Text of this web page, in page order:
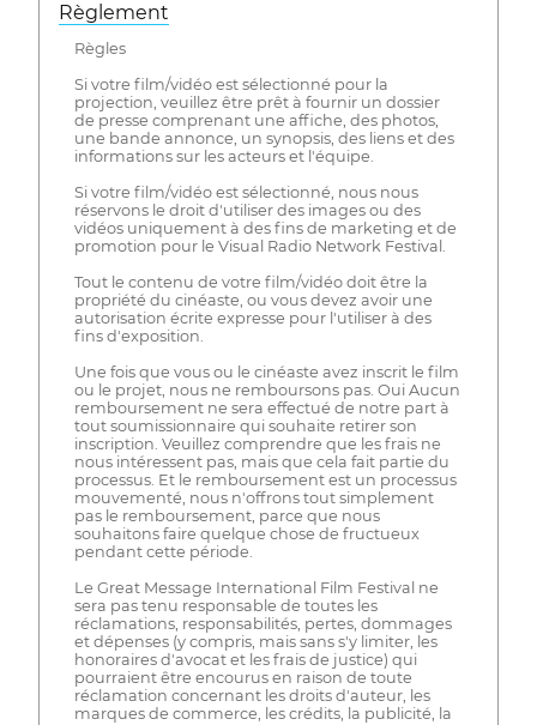
Règlement
Règles
Si votre film/vidéo est sélectionné pour la
projection, veuillez être prêt à fournir un dossier
de presse comprenant une affiche, des photos,
une bande annonce, un synopsis, des liens et des
informations sur les acteurs et l'équipe.
Si votre film/vidéo est sélectionné, nous nous
réservons le droit d'utiliser des images ou des
vidéos uniquement à des fins de marketing et de
promotion pour le Visual Radio Network Festival.
Tout le contenu de votre film/vidéo doit être la
propriété du cinéaste, ou vous devez avoir une
autorisation écrite expresse pour l'utiliser à des
fins d'exposition.
Une fois que vous ou le cinéaste avez inscrit le film
ou le projet, nous ne remboursons pas. Oui Aucun
remboursement ne sera effectué de notre part à
tout soumissionnaire qui souhaite retirer son
inscription. Veuillez comprendre que les frais ne
nous intéressent pas, mais que cela fait partie du
processus. Et le remboursement est un processus
mouvementé, nous n'offrons tout simplement
pas le remboursement, parce que nous
souhaitons faire quelque chose de fructueux
pendant cette période.
Le Great Message International Film Festival ne
sera pas tenu responsable de toutes les
réclamations, responsabilités, pertes, dommages
et dépenses (y compris, mais sans s'y limiter, les
honoraires d'avocat et les frais de justice) qui
pourraient être encourus en raison de toute
réclamation concernant les droits d'auteur, les
marques de commerce, les crédits, la publicité, la